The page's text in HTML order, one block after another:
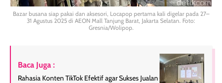
Bazar busana siap pakai dan aksesori, Locapop pertama kali digelar pada 27–
31 Agustus 2025 di AEON Mall Tanjung Barat, Jakarta Selatan. Foto:
Gresnia/Wolipop.
Baca Juga :
Rahasia Konten TikTok Efektif agar Sukses Jualan